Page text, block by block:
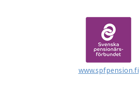
www.spfpension.fi